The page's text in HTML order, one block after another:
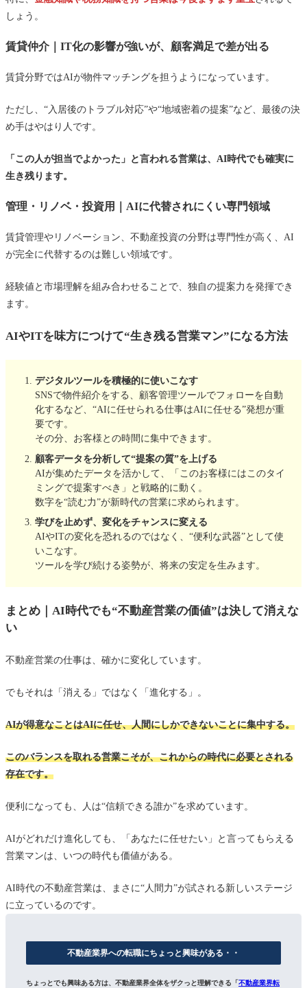
しょう。
賃貸仲介｜IT化の影響が強いが、顧客満足で差が出る
賃貸分野ではAIが物件マッチングを担うようになっています。
ただし、“入居後のトラブル対応”や“地域密着の提案”など、最後の決
め手はやはり人です。
「この人が担当でよかった」と言われる営業は、AI時代でも確実に
生き残ります。
管理・リノベ・投資用｜AIに代替されにくい専門領域
賃貸管理やリノベーション、不動産投資の分野は専門性が高く、AI
が完全に代替するのは難しい領域です。
経験値と市場理解を組み合わせることで、独自の提案力を発揮でき
ます。
AIやITを味方につけて“生き残る営業マン”になる方法
デジタルツールを積極的に使いこなす
SNSで物件紹介をする、顧客管理ツールでフォローを自動
化するなど、“AIに任せられる仕事はAIに任せる”発想が重
要です。
その分、お客様との時間に集中できます。
顧客データを分析して“提案の質”を上げる
AIが集めたデータを活かして、「このお客様にはこのタイ
ミングで提案すべき」と戦略的に動く。
数字を“読む力”が新時代の営業に求められます。
学びを止めず、変化をチャンスに変える
AIやITの変化を恐れるのではなく、“便利な武器”として使
いこなす。
ツールを学び続ける姿勢が、将来の安定を生みます。
まとめ｜AI時代でも“不動産営業の価値”は決して消えな
い
不動産営業の仕事は、確かに変化しています。
でもそれは「消える」ではなく「進化する」。
AIが得意なことはAIに任せ、人間にしかできないことに集中する。
このバランスを取れる営業こそが、これからの時代に必要とされる
存在です。
便利になっても、人は“信頼できる誰か”を求めています。
AIがどれだけ進化しても、「あなたに任せたい」と言ってもらえる
営業マンは、いつの時代も価値がある。
AI時代の不動産営業は、まさに“人間力”が試される新しいステージ
に立っているのです。
不動産業界への転職にちょっと興味がある・・
ちょっとでも興味ある方は、不動産業界全体をザクっと理解できる「不動産業界転